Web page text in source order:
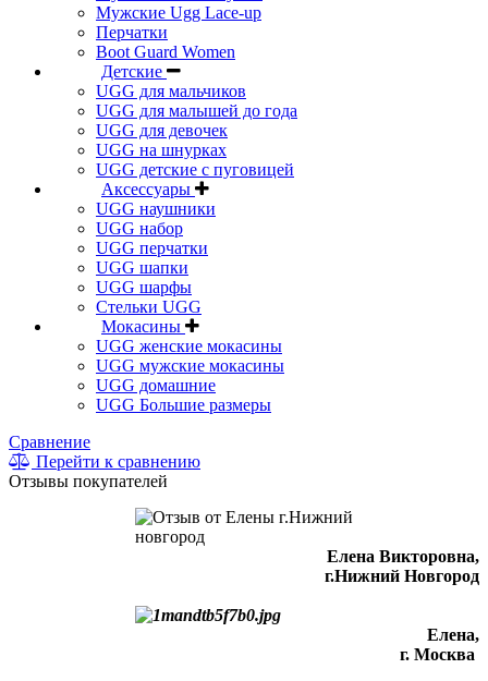
Мужские Ugg Lace-up
Перчатки
Boot Guard Women
Детские
UGG для мальчиков
UGG для малышей до года
UGG для девочек
UGG на шнурках
UGG детские с пуговицей
Аксессуары
UGG наушники
UGG набор
UGG перчатки
UGG шапки
UGG шарфы
Стельки UGG
Мокасины
UGG женские мокасины
UGG мужские мокасины
UGG домашние
UGG Большие размеры
Сравнение
Перейти к сравнению
Отзывы покупателей
Елена Викторовна,
г.Нижний Новгород
Елена,
г. Москва